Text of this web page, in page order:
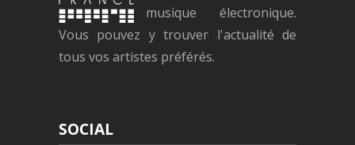
musique électronique.
Vous pouvez y trouver l'actualité de
tous vos artistes préférés.
SOCIAL